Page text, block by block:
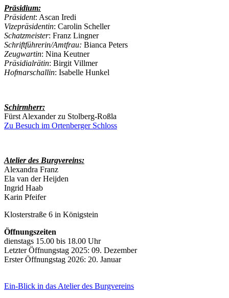
Präsidium:
Präsident: Ascan Iredi
Vizepräsidentin: Carolin Scheller
Schatzmeister: Franz Lingner
Schriftführerin/Amtfrau: Bianca Peters
Zeugwartin: Nina Keutner
Präsidialrätin: Birgit Villmer
Hofmarschallin: Isabelle Hunkel
Schirmherr:
Fürst Alexander zu Stolberg-Roßla
Zu Besuch im Ortenberger Schloss
Atelier des Burgvereins:
Alexandra Franz
Ela van der Heijden
Ingrid Haab
Karin Pfeifer
Klosterstraße 6 in Königstein
Öffnungszeiten
dienstags 15.00 bis 18.00 Uhr
Letzter Öffnungstag 2025: 09. Dezember
Erster Öffnungstag 2026: 20. Januar
Ein-Blick in das Atelier des Burgvereins